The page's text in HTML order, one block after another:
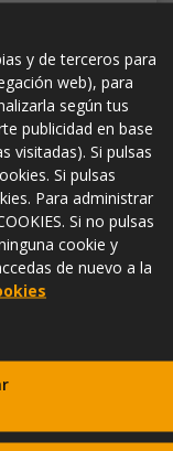
disponible en
iluminación
mando a distancia
hielo mate.
el cambio de
RGBW,
a distancia para
en acabado
por lo
extremas.
haciendo que
x Fondo x Alto)
y de terceros para
web), para
según tus
publicidad en base
visitadas). Si pulsas
Si pulsas
Para administrar
Si no pulsas
cookie y
de nuevo a la